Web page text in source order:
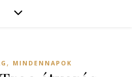
, MINDENNAPOK